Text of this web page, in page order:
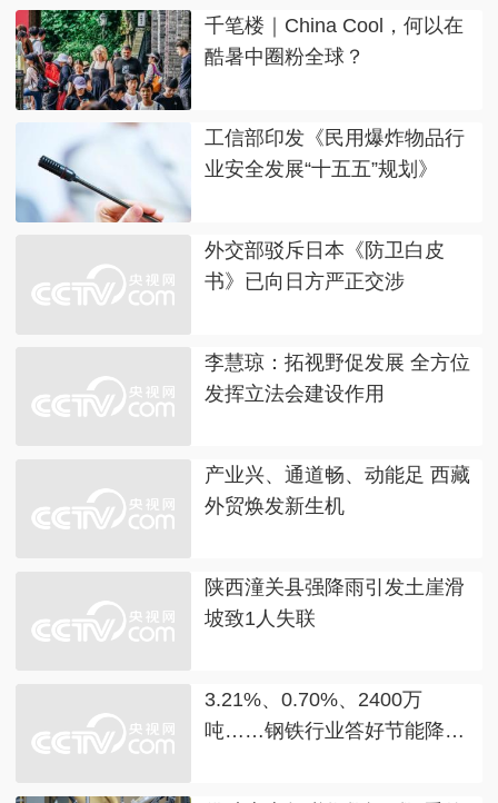
千笔楼｜China Cool，何以在
酷暑中圈粉全球？
工信部印发《民用爆炸物品行
业安全发展“十五五”规划》
外交部驳斥日本《防卫白皮
书》已向日方严正交涉
李慧琼：拓视野促发展 全方位
发挥立法会建设作用
产业兴、通道畅、动能足 西藏
外贸焕发新生机
陕西潼关县强降雨引发土崖滑
坡致1人失联
3.21%、0.70%、2400万
吨……钢铁行业答好节能降碳